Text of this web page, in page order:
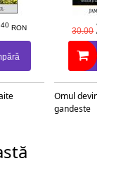
RON 30.00 25
Omul devine
gandeste